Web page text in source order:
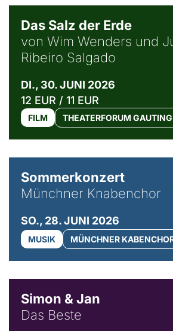
Das Salz der Erde
von Wim Wenders und
Ribeiro Salgado
DI., 30. JUNI 2026
12 EUR / 11 EUR
FILM THEATERFORUM
Sommerkonzert
Münchner Knabenchor
SO., 28. JUNI 2026
MUSIK MÜNCHNER
Simon & Jan
Das Beste